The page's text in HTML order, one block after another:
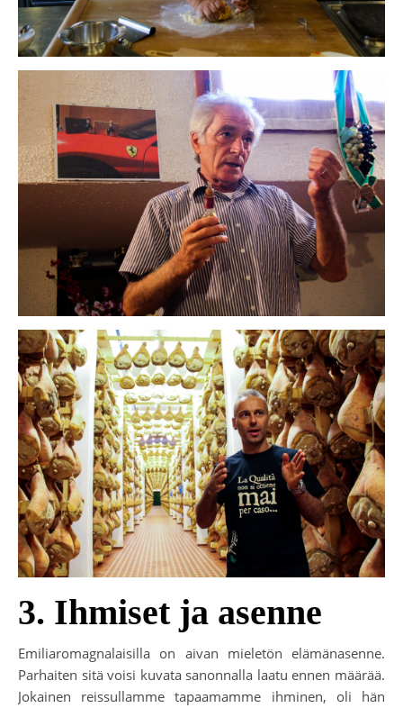
3. Ihmiset ja asenne
Emiliaromagnalaisilla on aivan mieletön elämänasenne.
Parhaiten sitä voisi kuvata sanonnalla laatu ennen määrää.
Jokainen reissullamme tapaamamme ihminen, oli hän